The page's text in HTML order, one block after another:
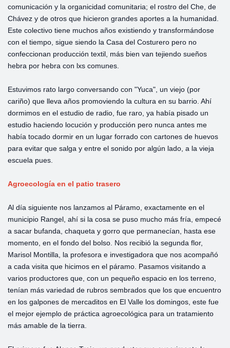
comunicación y la organicidad comunitaria; el rostro del Che, de
Chávez y de otros que hicieron grandes aportes a la humanidad.
Este colectivo tiene muchos años existiendo y transformándose
con el tiempo, sigue siendo la Casa del Costurero pero no
confeccionan producción textil, más bien van tejiendo sueños
hebra por hebra con lxs comunes.
Estuvimos rato largo conversando con "Yuca", un viejo (por
cariño) que lleva años promoviendo la cultura en su barrio. Ahí
dormimos en el estudio de radio, fue raro, ya había pisado un
estudio haciendo locución y producción pero nunca antes me
había tocado dormir en un lugar forrado con cartones de huevos
para evitar que salga y entre el sonido por algún lado, a la vieja
escuela pues.
Agroecología en el patio trasero
Al día siguiente nos lanzamos al Páramo, exactamente en el
municipio Rangel, ahí si la cosa se puso mucho más fría, empecé
a sacar bufanda, chaqueta y gorro que permanecían, hasta ese
momento, en el fondo del bolso. Nos recibió la segunda flor,
Marisol Montilla, la profesora e investigadora que nos acompañó
a cada visita que hicimos en el páramo. Pasamos visitando a
varios productores que, con un pequeño espacio en los terreno,
tenían más variedad de rubros sembrados que los que encuentro
en los galpones de mercaditos en El Valle los domingos, este fue
el mejor ejemplo de práctica agroecológica para un tratamiento
más amable de la tierra.